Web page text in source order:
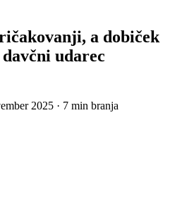
a dobiček
udarec
2025 · 7 min branja